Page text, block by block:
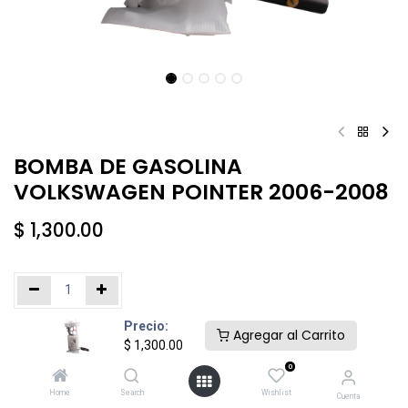
Precio:
$ 1,300.00
Agregar al Carrito
Home Search
0
Wishlist Cuenta
BOMBA DE GASOLINA
VOLKSWAGEN POINTER 2006-2008
$ 1,300.00
Añadir al carrito Comprar ahora
Agregar a la lista de deseos